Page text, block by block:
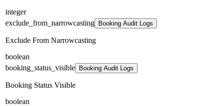
integer
exclude_from_narrowcasting
Booking Audit Logs
Exclude From Narrowcasting
boolean
booking_status_visible
Booking Audit Logs
Booking Status Visible
boolean